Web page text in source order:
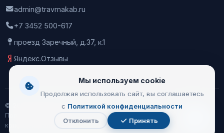
admin@travmakab.ru
+7 3452 500-617
проезд Заречный, д.37, к.1
Яндекс.Отзывы
© 2026 Leontiev Clinic
Пользовательское соглашение
конфиденциальности
Мы используем cookie
Продолжая использовать сайт, вы соглашаетесь
с Политикой конфиденциальности
Отклонить Принять